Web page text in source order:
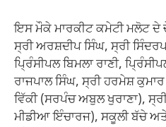
ਇਸ ਮੌਕੇ ਮਾਰਕੀਟ ਕਮੇਟੀ ਮਲੋਟ ਦੇ
ਸ੍ਰੀ ਅਰਸ਼ਦੀਪ ਸਿੰਘ, ਸ੍ਰੀ
ਪ੍ਰਿੰਸੀਪਲ ਬਿਮਲਾ ਰਾਣੀ,
ਰਾਜਪਾਲ ਸਿੰਘ, ਸ੍ਰੀ ਹਰਮੇਸ਼
ਵਿੱਕੀ (ਸਰਪੰਚ ਅਬੁਲ ਖੁਰਾਣਾ),
ਮੀਡੀਆ ਇੰਚਾਰਜ), ਸਕੂਲੀ ਬੱਚੇ